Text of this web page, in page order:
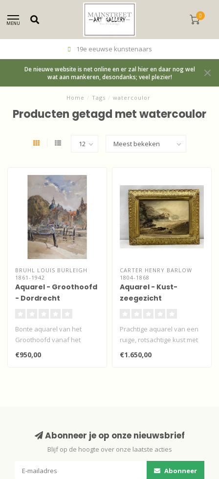
MENU
0
19e eeuwse kunstenaars
De nieuwe website is net online en er zal hier en daar nog wel
wat aan mankeren, desondanks; veel plezier!
Home / Tags / watercoulor
Producten getagd met watercoulor
BRUHL LOUIS BURLEIGH
1861-1942
Aquarel - Groothoofd
- Dordrecht
Bonte aquarel van het
Groothoofd vanaf het
Damiate-bolwerk, Dordrecht
door Louis..
€950,00
CARTER HENRY BARLOW
1804-1868
Aquarel - Kust-
zeegezicht
Prachtige aquarel van een
ruige, rotsachtige kust met
strijklicht door Henry Bar..
€1.650,00
Abonneer je op onze nieuwsbrief
Blijf op de hoogte over onze laatste acties
Abonneer